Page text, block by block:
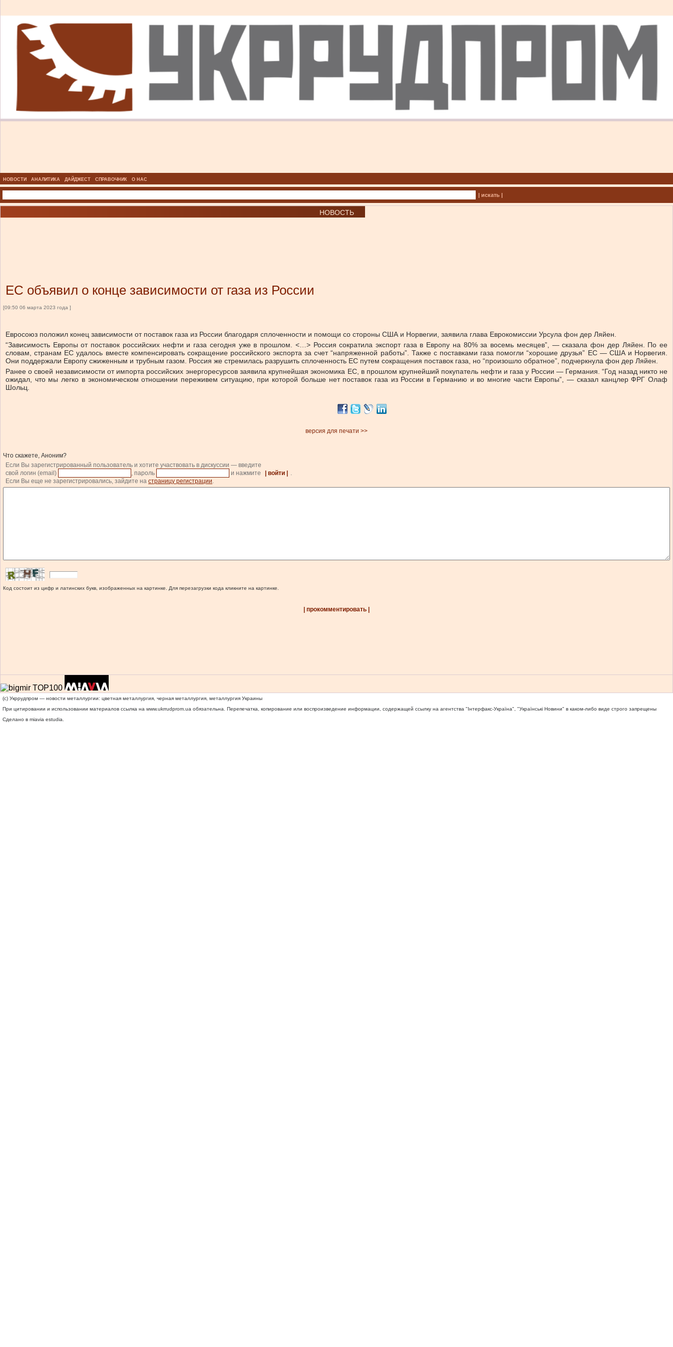
НОВОСТИ АНАЛИТИКА ДАЙДЖЕСТ СПРАВОЧНИК О НАС
| искать |
НОВОСТЬ
ЕС объявил о конце зависимости от газа из России
[09:50 06 марта 2023 года ]
Евросоюз положил конец зависимости от поставок газа из России благодаря сплоченности и помощи со стороны США и Норвегии, заявила глава Еврокомиссии Урсула фон дер Ляйен.
“Зависимость Европы от поставок российских нефти и газа сегодня уже в прошлом. <…> Россия сократила экспорт газа в Европу на 80% за восемь месяцев”, — сказала фон дер Ляйен. По ее
словам, странам ЕС удалось вместе компенсировать сокращение российского экспорта за счет “напряженной работы”. Также с поставками газа помогли “хорошие друзья” ЕС — США и Норвегия.
Они поддержали Европу сжиженным и трубным газом. Россия же стремилась разрушить сплоченность ЕС путем сокращения поставок газа, но “произошло обратное”, подчеркнула фон дер Ляйен.
Ранее о своей независимости от импорта российских энергоресурсов заявила крупнейшая экономика ЕС, в прошлом крупнейший покупатель нефти и газа у России — Германия. “Год назад никто не
ожидал, что мы легко в экономическом отношении переживем ситуацию, при которой больше нет поставок газа из России в Германию и во многие части Европы”, — сказал канцлер ФРГ Олаф
Шольц.
версия для печати >>
Что скажете, Аноним?
Если Вы зарегистрированный пользователь и хотите участвовать в дискуссии — введите
свой логин (email)
, пароль и нажмите | войти |
.
Если Вы еще не зарегистрировались, зайдите на страницу регистрации.
Код состоит из цифр и латинских букв, изображенных на картинке. Для перезагрузки кода кликните на картинке.
| прокомментировать |
(c) Укррудпром — новости металлургии: цветная металлургия, черная металлургия, металлургия Украины
При цитировании и использовании материалов ссылка на www.ukrrudprom.ua обязательна. Перепечатка, копирование или воспроизведение информации, содержащей ссылку на агентства "Iнтерфакс-Україна", "Українськi Новини" в каком-либо виде строго запрещены
Сделано в miavia estudia.